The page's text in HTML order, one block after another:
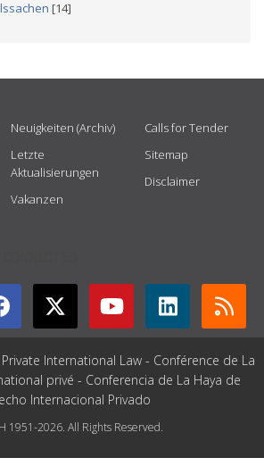
[14]
Neuigkeiten (Archiv)
Letzte
Aktualisierungen
Vakanzen
Calls for Tender
Sitemap
Disclaimer
International Law - Conférence de La
privé - Conferencia de La Haya de
Internacional Privado
1951-2026. All Rights Reserved.